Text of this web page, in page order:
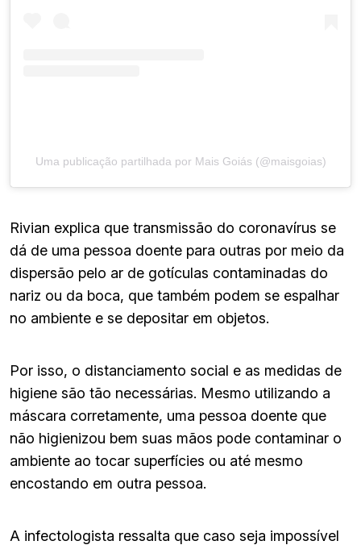
Uma publicação partilhada por Mais Goiás (@maisgoias)
Rivian explica que transmissão do coronavírus se
dá de uma pessoa doente para outras por meio da
dispersão pelo ar de gotículas contaminadas do
nariz ou da boca, que também podem se espalhar
no ambiente e se depositar em objetos.
Por isso, o distanciamento social e as medidas de
higiene são tão necessárias. Mesmo utilizando a
máscara corretamente, uma pessoa doente que
não higienizou bem suas mãos pode contaminar o
ambiente ao tocar superfícies ou até mesmo
encostando em outra pessoa.
A infectologista ressalta que caso seja impossível